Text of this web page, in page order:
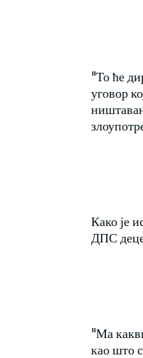
"То ће
уговор
Како је
ДПС
"Ма
као што